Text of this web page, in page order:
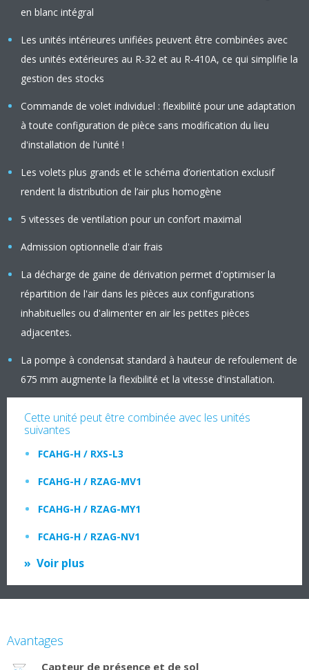
en blanc intégral
Les unités intérieures unifiées peuvent être combinées avec
des unités extérieures au R-32 et au R-410A, ce qui simplifie la
gestion des stocks
Commande de volet individuel : flexibilité pour une adaptation
à toute configuration de pièce sans modification du lieu
d'installation de l'unité !
Les volets plus grands et le schéma d’orientation exclusif
rendent la distribution de l’air plus homogène
5 vitesses de ventilation pour un confort maximal
Admission optionnelle d'air frais
La décharge de gaine de dérivation permet d'optimiser la
répartition de l'air dans les pièces aux configurations
inhabituelles ou d'alimenter en air les petites pièces
adjacentes.
La pompe à condensat standard à hauteur de refoulement de
675 mm augmente la flexibilité et la vitesse d'installation.
Cette unité peut être combinée avec les unités
suivantes
FCAHG-H / RXS-L3
FCAHG-H / RZAG-MV1
FCAHG-H / RZAG-MY1
FCAHG-H / RZAG-NV1
Voir plus
Avantages
Capteur de présence et de sol